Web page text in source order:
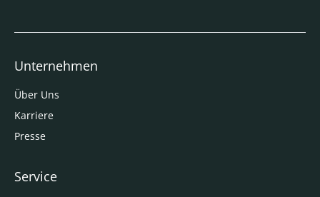
Unternehmen
Über Uns
Karriere
Presse
Service